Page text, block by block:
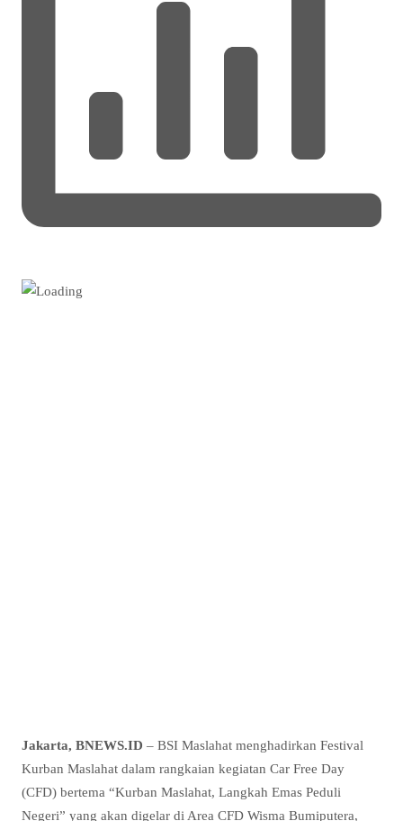
Jakarta, BNEWS.ID – BSI Maslahat menghadirkan Festival
Kurban Maslahat dalam rangkaian kegiatan Car Free Day
(CFD) bertema “Kurban Maslahat, Langkah Emas Peduli
Negeri” yang akan digelar di Area CFD Wisma Bumiputera,